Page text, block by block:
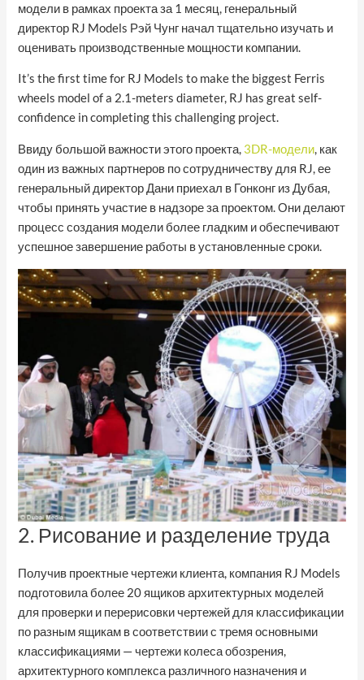
модели в рамках проекта за 1 месяц, генеральный
директор RJ Models Рэй Чунг начал тщательно изучать и
оценивать производственные мощности компании.
It’s the first time for RJ Models to make the biggest Ferris
wheels model of a 2.1-meters diameter, RJ has great self-
confidence in completing this challenging project.
Ввиду большой важности этого проекта, 3DR-модели, как
один из важных партнеров по сотрудничеству для RJ, ее
генеральный директор Дани приехал в Гонконг из Дубая,
чтобы принять участие в надзоре за проектом. Они делают
процесс создания модели более гладким и обеспечивают
успешное завершение работы в установленные сроки.
2. Рисование и разделение труда
Получив проектные чертежи клиента, компания RJ Models
подготовила более 20 ящиков архитектурных моделей
для проверки и перерисовки чертежей для классификации
по разным ящикам в соответствии с тремя основными
классификациями — чертежи колеса обозрения,
архитектурного комплекса различного назначения и